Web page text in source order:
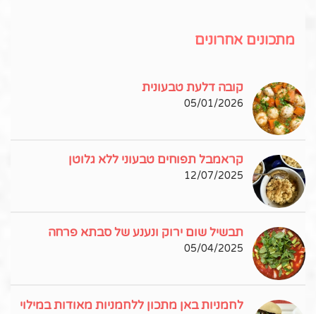
מתכונים אחרונים
קובה דלעת טבעונית
05/01/2026
קראמבל תפוחים טבעוני ללא גלוטן
12/07/2025
תבשיל שום ירוק ונענע של סבתא פרחה
05/04/2025
לחמניות באן מתכון ללחמניות מאודות במילוי